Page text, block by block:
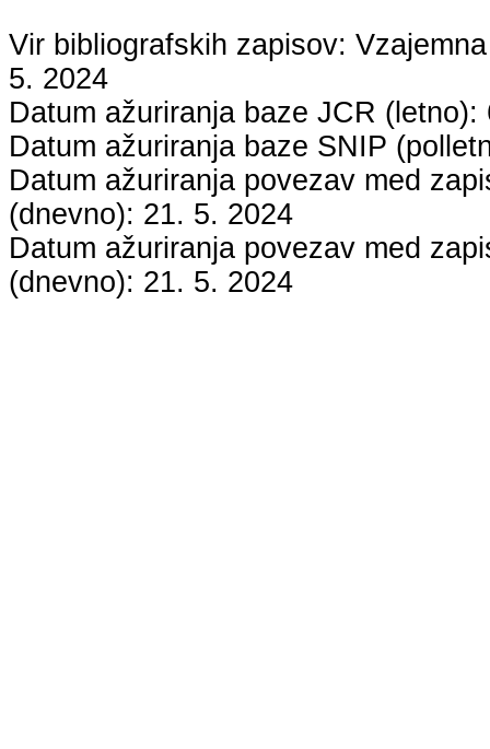
Vir bibliografskih zapisov:
5. 2024
Datum ažuriranja baze JCR (letno):
Datum ažuriranja baze SNIP
Datum ažuriranja povezav med
(dnevno): 21. 5. 2024
Datum ažuriranja povezav med
(dnevno): 21. 5. 2024